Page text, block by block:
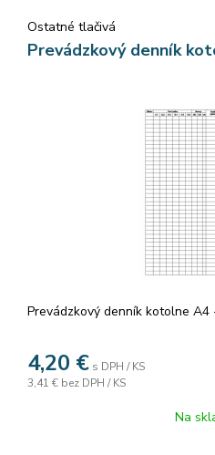
Ostatné tlačivá
Prevádzkový denník
Prevádzkový denník kotolne
4,20 € s DPH / KS
3,41 € bez DPH / KS
Na